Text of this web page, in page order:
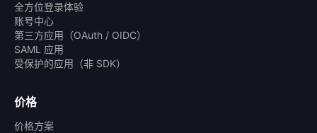
全方位登录体验
账号中心
第三方应用（OAuth / OIDC）
SAML 应用
受保护的应用（非 SDK）
价格
价格方案